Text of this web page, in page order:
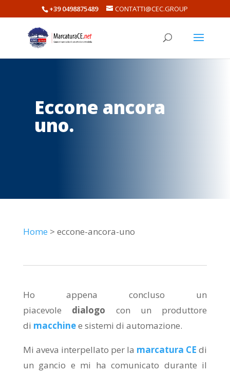
+39 0498875489 CONTATTI@CEC.GROUP
Eccone ancora
uno.
Home > eccone-ancora-uno
Ho appena concluso un
piacevole dialogo con un produttore
di macchinee sistemi di automazione.
Mi aveva interpellato per la marcatura CE di
un gancio e mi ha comunicato durante il